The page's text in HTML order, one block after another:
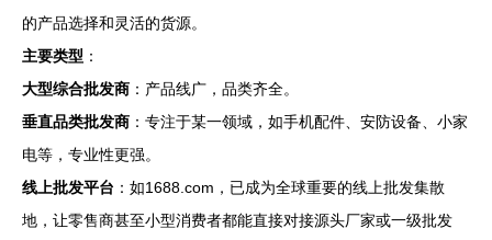
的产品选择和灵活的货源。
主要类型 ：
大型综合批发商 ：产品线广，品类齐全。
垂直品类批发商 ：专注于某一领域，如手机配件、安防设备、小家
电等，专业性更强。
线上批发平台 ：如1688.com，已成为全球重要的线上批发集散
地，让零售商甚至小型消费者都能直接对接源头厂家或一级批发